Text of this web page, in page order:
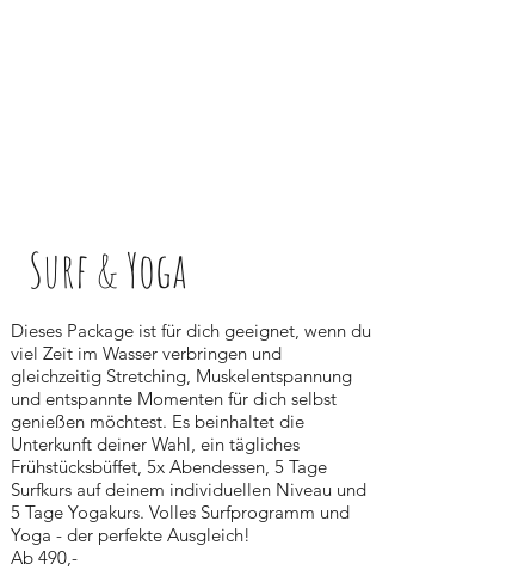
Surf & Yoga
Dieses Package ist für dich geeignet, wenn du
viel Zeit im Wasser verbringen und
gleichzeitig Stretching, Muskelentspannung
und entspannte Momenten für dich selbst
genießen möchtest. Es beinhaltet die
Unterkunft deiner Wahl, ein tägliches
Frühstücksbüffet, 5x Abendessen, 5 Tage
Surfkurs auf deinem individuellen Niveau und
5 Tage Yogakurs. Volles Surfprogramm und
Yoga - der perfekte Ausgleich!
Ab 490,-